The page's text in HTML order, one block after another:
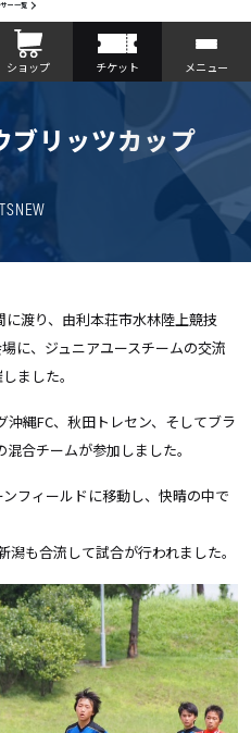
サー一覧
ショップ チケット メニュー
リッツカップ
渡り、由利本荘市水林陸上競技
に、ジュニアユースチームの交流
ました。
縄FC、秋田トレセン、そしてブラ
合チームが参加しました。
フィールドに移動し、快晴の中で
も合流して試合が行われました。